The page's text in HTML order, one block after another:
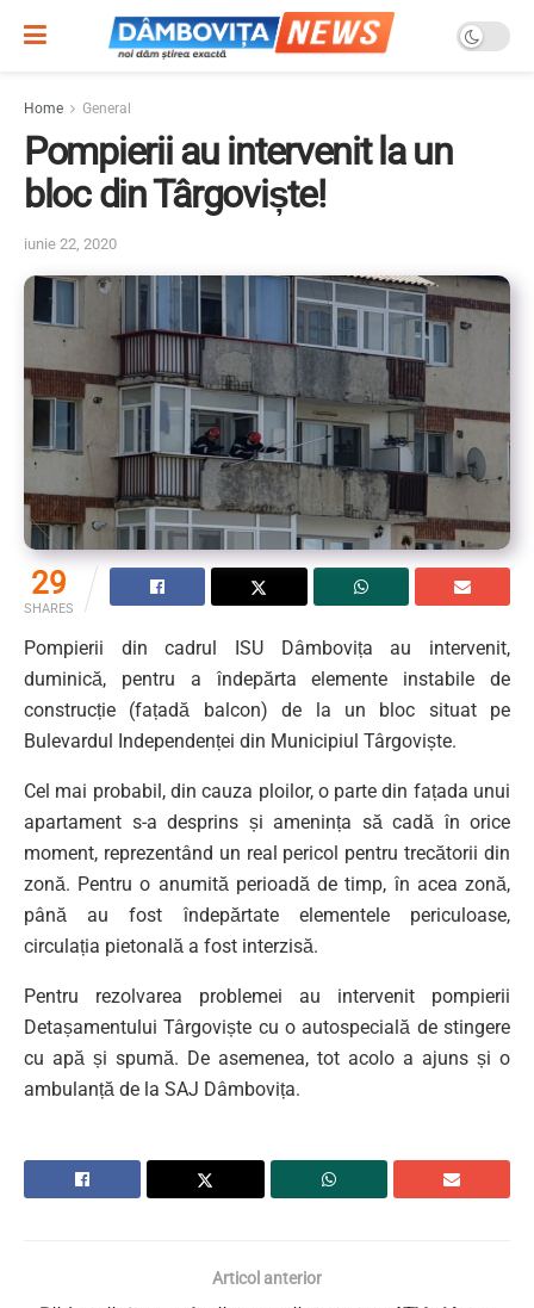
Home General
Pompierii au intervenit la un
bloc din Târgoviște!
iunie 22, 2020
29
SHARES
Pompierii din cadrul ISU Dâmbovița au intervenit,
duminică, pentru a îndepărta elemente instabile de
construcție (fațadă balcon) de la un bloc situat pe
Bulevardul Independenței din Municipiul Târgoviște.
Cel mai probabil, din cauza ploilor, o parte din fațada unui
apartament s-a desprins și amenința să cadă în orice
moment, reprezentând un real pericol pentru trecătorii din
zonă. Pentru o anumită perioadă de timp, în acea zonă,
până au fost îndepărtate elementele periculoase,
circulația pietonală a fost interzisă.
Pentru rezolvarea problemei au intervenit pompierii
Detașamentului Târgoviște cu o autospecială de stingere
cu apă și spumă. De asemenea, tot acolo a ajuns și o
ambulanță de la SAJ Dâmbovița.
Articol anterior